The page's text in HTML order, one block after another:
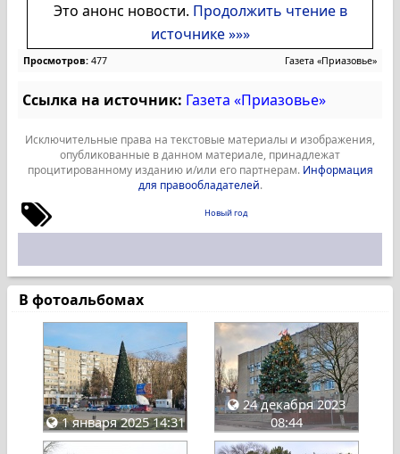
Это анонс новости. Продолжить чтение в
источнике »»»
Просмотров: 477 Газета «Приазовье»
Ссылка на источник: Газета «Приазовье»
Исключительные права на текстовые материалы и изображения,
опубликованные в данном материале, принадлежат
процитированному изданию и/или его партнерам. Информация
для правообладателей.
Новый год
В фотоальбомах
1 января 2025 14:31
24 декабря 2023
08:44